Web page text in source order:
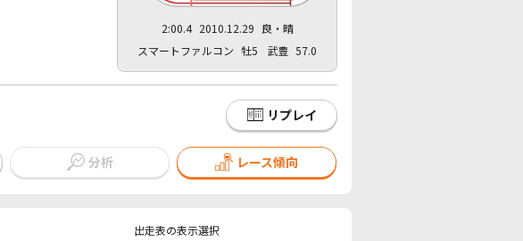
2:00.4 2010.12.29 良・晴
スマートファルコン 牡5 武豊 57.0
リプレイ
分析 レース傾向
出走表の表示選択